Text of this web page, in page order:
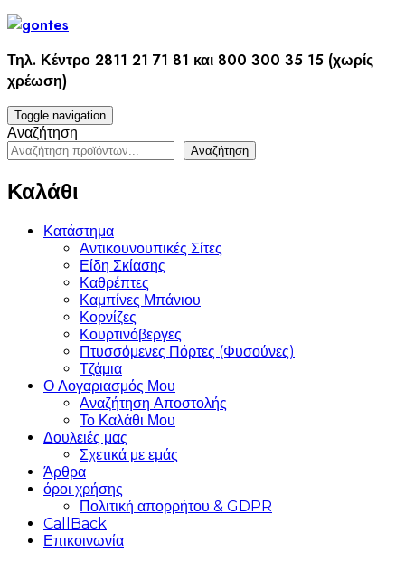
Skip
Τηλ. Κέντρο 2811 21 71 81 και 800 300 35 15 (χωρίς
χρέωση)
Toggle navigation
Αναζήτηση
Αναζήτηση
Καλάθι
Κατάστημα
Αντικουνουπικές Σίτες
Είδη Σκίασης
Καθρέπτες
Καμπίνες Μπάνιου
Κορνίζες
Κουρτινόβεργες
Πτυσσόμενες Πόρτες (Φυσούνες)
Τζάμια
Ο Λογαριασμός Μου
Αναζήτηση Αποστολής
Το Καλάθι Μου
Δουλειές μας
Σχετικά με εμάς
Άρθρα
όροι χρήσης
Πολιτική απορρήτου & GDPR
CallBack
Επικοινωνία